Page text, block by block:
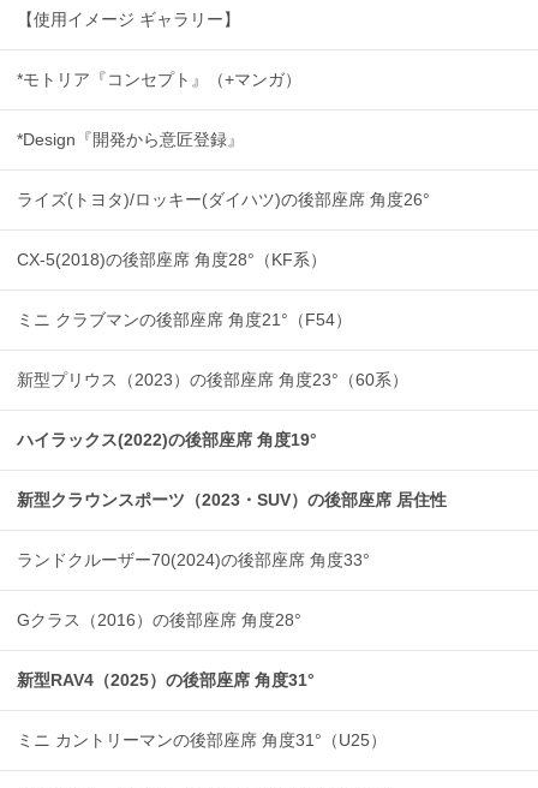
【使用イメージ ギャラリー】
*モトリア『コンセプト』（+マンガ）
*Design『開発から意匠登録』
ライズ(トヨタ)/ロッキー(ダイハツ)の後部座席 角度26°
CX-5(2018)の後部座席 角度28°（KF系）
ミニ クラブマンの後部座席 角度21°（F54）
新型プリウス（2023）の後部座席 角度23°（60系）
ハイラックス(2022)の後部座席 角度19°
新型クラウンスポーツ（2023・SUV）の後部座席 居住性
ランドクルーザー70(2024)の後部座席 角度33°
Gクラス（2016）の後部座席 角度28°
新型RAV4（2025）の後部座席 角度31°
ミニ カントリーマンの後部座席 角度31°（U25）